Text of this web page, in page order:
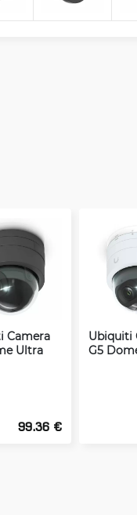
Camera
Ultra
99.36 €
Ubiquiti
G5